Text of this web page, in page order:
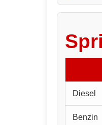
Diesel
Benzin